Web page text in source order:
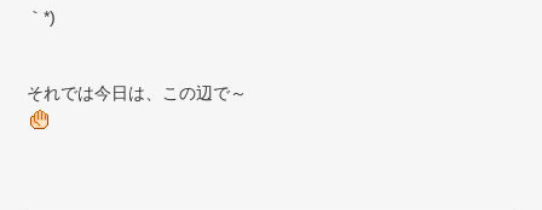
｀*)
それでは今日は、この辺で～